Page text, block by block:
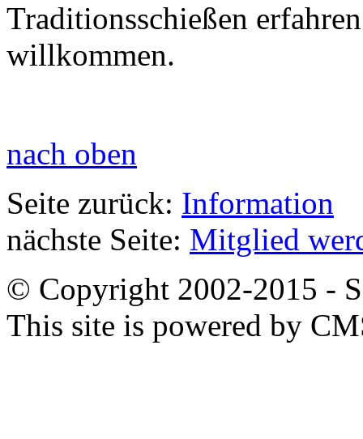
Traditionsschießen
willkommen.
nach oben
Seite zurück: Information
nächste Seite: Mitglied
© Copyright 2002-2015 -
This site is powered by